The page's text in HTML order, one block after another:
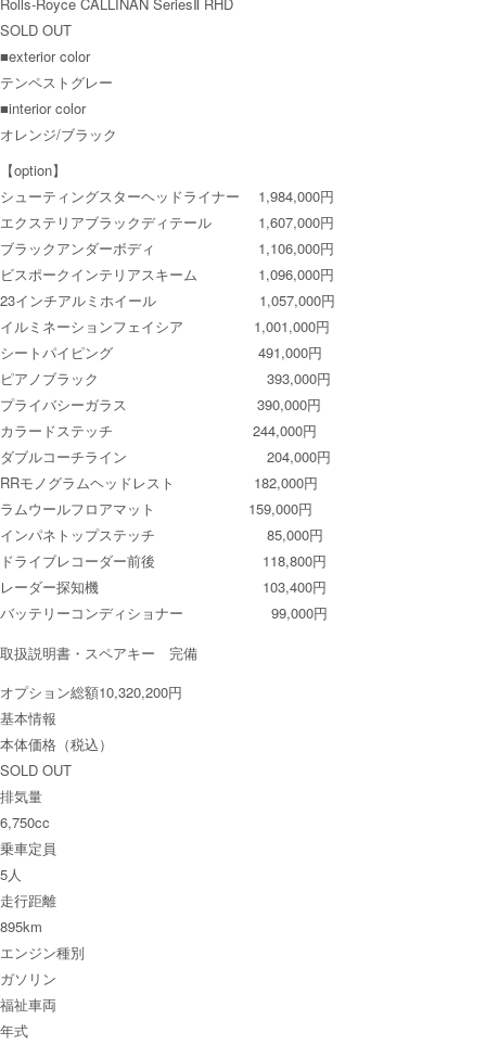
SOLD OUT
■exterior color
テンペストグレー
■interior color
オレンジ/ブラック
【option】
シューティングスターヘッドライナー 1,984,000円
エクステリアブラックディテール 1,607,000円
ブラックアンダーボディ 1,106,000円
ビスポークインテリアスキーム 1,096,000円
23インチアルミホイール 1,057,000円
イルミネーションフェイシア 1,001,000円
シートパイピング 491,000円
ピアノブラック 393,000円
プライバシーガラス 390,000円
カラードステッチ 244,000円
ダブルコーチライン 204,000円
RRモノグラムヘッドレスト 182,000円
ラムウールフロアマット 159,000円
インパネトップステッチ 85,000円
ドライブレコーダー前後 118,800円
レーダー探知機 103,400円
バッテリーコンディショナー 99,000円
取扱説明書・スペアキー 完備
オプション総額10,320,200円
基本情報
本体価格（税込）
SOLD OUT
排気量
6,750cc
乗車定員
5人
走行距離
895km
エンジン種別
ガソリン
福祉車両
年式